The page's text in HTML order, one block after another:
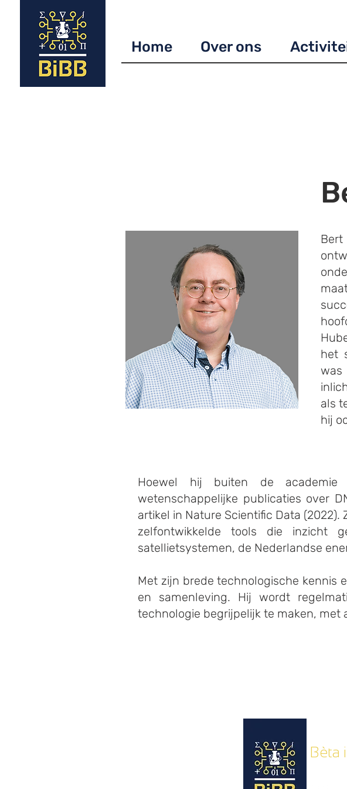
Home Over ons
het
als
hij
Hoewel hij buiten de academie
wetenschappelijke publicaties over
artikel in Nature Scientific Data
zelfontwikkelde tools die inzicht
satellietsystemen, de Nederlandse
Met zijn brede technologische kennis
en samenleving. Hij wordt
technologie begrijpelijk te maken, met
Bèta